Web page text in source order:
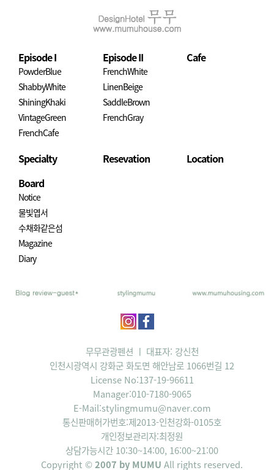
Episode I
PowderBlue
ShabbyWhite
ShiningKhaki
VintageGreen
FrenchCafe
Episode II
FrenchWhite
LinenBeige
SaddleBrown
FrenchGray
Cafe
Specialty Resevation
Location
Board
Notice
물빛엽서
수채화같은섬
Magazine
Diary
무무관광펜션 ㅣ 대표자: 강신천
인천시광역시 강화군 화도면 해안남로 1066번길 12
License No:137-19-96611
Manager:010-7180-9065
E-Mail:stylingmumu@naver.com
통신판매허가번호:제2013-인천강화-0105호
개인정보관리자:최정원
상담가능시간 10:30~14:00, 16:00~21:00
Copyright ©2007 by MUMU All rights reserved.